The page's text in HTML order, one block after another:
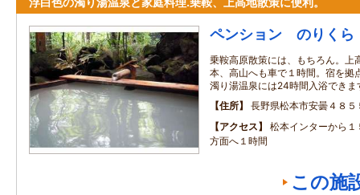
ペンション のりくら
乗鞍高原散策には、もちろん。上
本、高山へも車で１時間。宿を拠
濁り湯温泉には24時間入浴できま
住所
長野県松本市安曇４８５
アクセス
松本インターから
方面へ１時間
この施